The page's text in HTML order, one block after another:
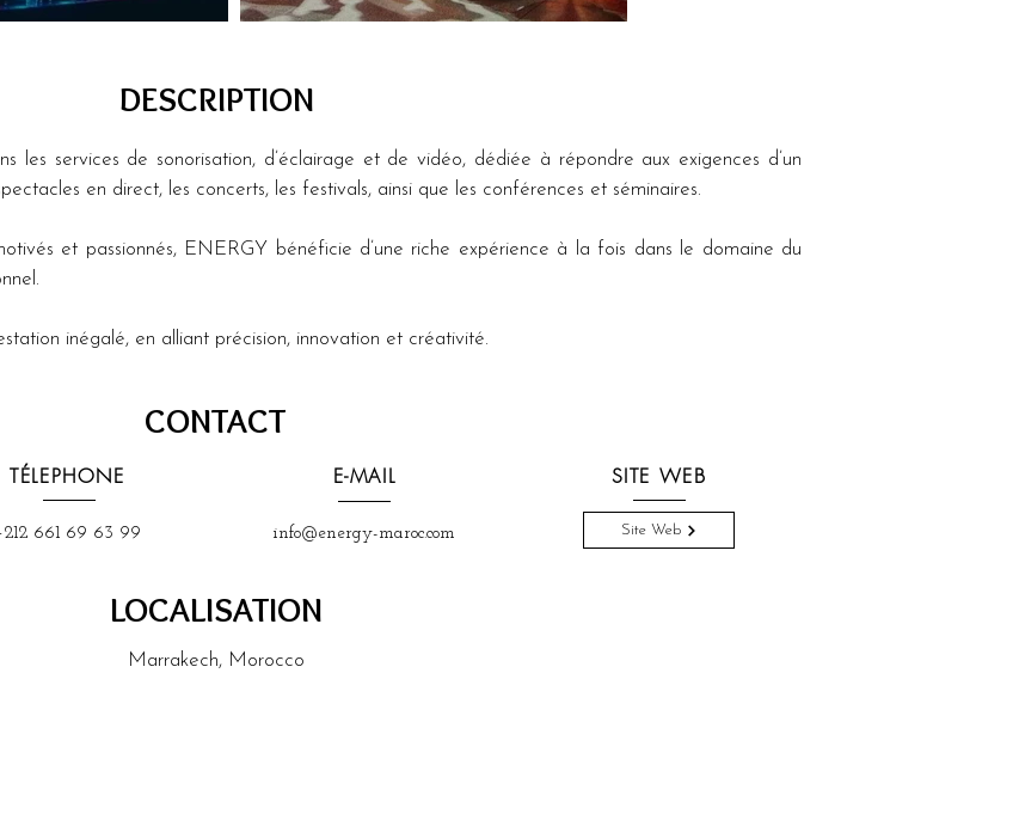
DESCRIPTION
les services de sonorisation, d’éclairage et de vidéo, dédiée à répondre aux exigences d’un
en direct, les concerts, les festivals, ainsi que les conférences et séminaires.
et passionnés, ENERGY bénéficie d’une riche expérience à la fois dans le domaine du
inégalé, en alliant précision, innovation et créativité.
CONTACT
TÉLEPHONE
661 69 63 99
E-MAIL
info@energy-maroc.com
SITE WEB
Site Web
LOCALISATION
Marrakech, Morocco